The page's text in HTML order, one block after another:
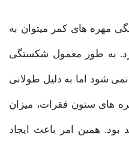
مهره های کمر میتوان به
به طور معمول شکستگی
شود اما به دلیل طولانی
های ستون فقرات، میزان
بود. همین امر باعث ایجاد